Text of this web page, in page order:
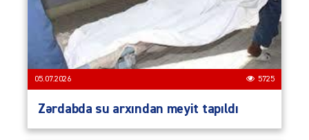
05.07.2026 5725
Zərdabda su arxından meyit tapıldı